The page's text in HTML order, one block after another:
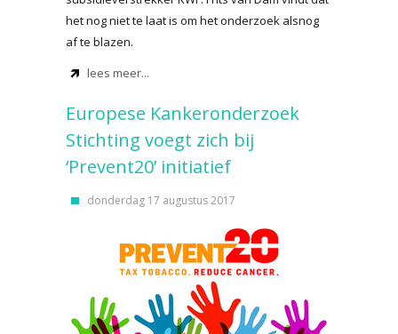
het nog niet te laat is om het onderzoek alsnog
af te blazen.
lees meer...
Europese Kankeronderzoek
Stichting voegt zich bij
‘Prevent20’ initiatief
donderdag 17 augustus 2017